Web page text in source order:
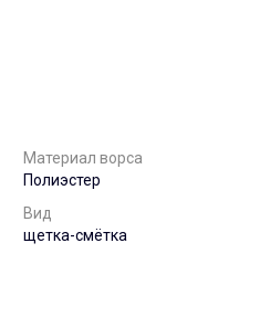
Материал ворса
Полиэстер
Вид
щетка-смётка